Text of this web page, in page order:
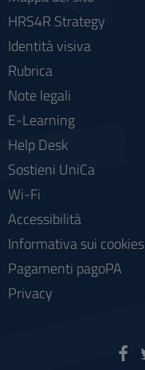
HRS4R Strategy
Identità visiva
Rubrica
Note legali
E-Learning
Help Desk
Sostieni UniCa
Wi-Fi
Accessibilità
Informativa sui cookies
Pagamenti pagoPA
Privacy